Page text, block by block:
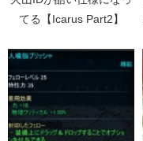
てる【Icarus Part2】